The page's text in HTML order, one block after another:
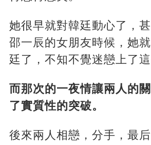
她很早就對韓廷動心了，
邵一辰的女朋友時候，她
廷了，不知不覺迷戀上了這
而那次的一夜情讓兩人的
了實質性的突破。
後來兩人相戀，分手，最